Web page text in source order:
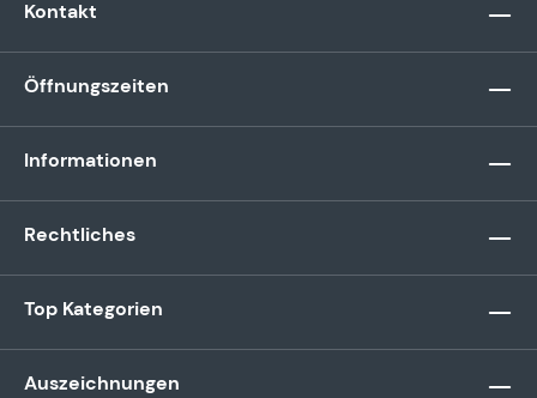
Kontakt
Öffnungszeiten
Informationen
Rechtliches
Top Kategorien
Auszeichnungen